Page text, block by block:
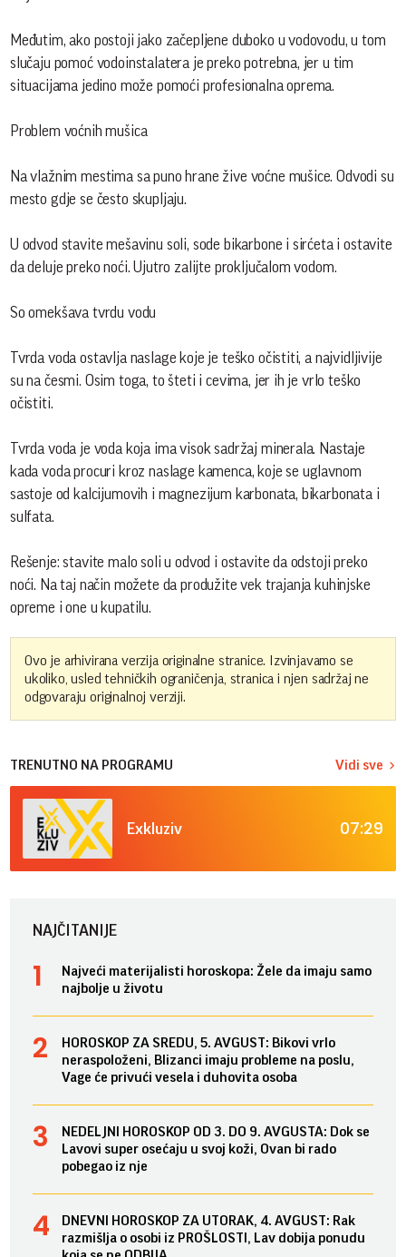
Međutim, ako postoji jako začepljene duboko u vodovodu, u tom
slučaju pomoć vodoinstalatera je preko potrebna, jer u tim
situacijama jedino može pomoći profesionalna oprema.
Problem voćnih mušica
Na vlažnim mestima sa puno hrane žive voćne mušice. Odvodi su
mesto gdje se često skupljaju.
U odvod stavite mešavinu soli, sode bikarbone i sirćeta i ostavite
da deluje preko noći. Ujutro zalijte proključalom vodom.
So omekšava tvrdu vodu
Tvrda voda ostavlja naslage koje je teško očistiti, a najvidljivije
su na česmi. Osim toga, to šteti i cevima, jer ih je vrlo teško
očistiti.
Tvrda voda je voda koja ima visok sadržaj minerala. Nastaje
kada voda procuri kroz naslage kamenca, koje se uglavnom
sastoje od kalcijumovih i magnezijum karbonata, bikarbonata i
sulfata.
Rešenje: stavite malo soli u odvod i ostavite da odstoji preko
noći. Na taj način možete da produžite vek trajanja kuhinjske
opreme i one u kupatilu.
Ovo je arhivirana verzija originalne stranice. Izvinjavamo se
ukoliko, usled tehničkih ograničenja, stranica i njen sadržaj ne
odgovaraju originalnoj verziji.
TRENUTNO NA PROGRAMU Vidi sve
Exkluziv 07:29
NAJČITANIJE
Najveći materijalisti horoskopa: Žele da imaju samo
najbolje u životu
HOROSKOP ZA SREDU, 5. AVGUST: Bikovi vrlo
neraspoloženi, Blizanci imaju probleme na poslu,
Vage će privući vesela i duhovita osoba
NEDELJNI HOROSKOP OD 3. DO 9. AVGUSTA: Dok se
Lavovi super osećaju u svoj koži, Ovan bi rado
pobegao iz nje
DNEVNI HOROSKOP ZA UTORAK, 4. AVGUST: Rak
razmišlja o osobi iz PROŠLOSTI, Lav dobija ponudu